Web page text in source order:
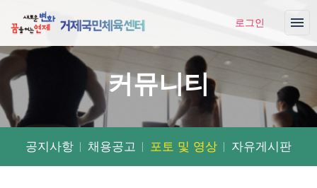
로그인
커뮤니티
공지사항 채용공고 포토 및 영상 자유게시판